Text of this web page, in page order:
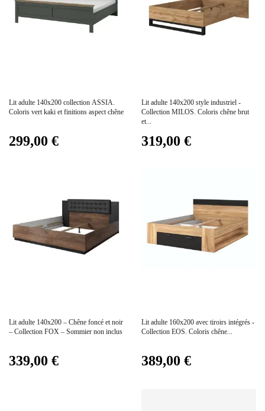
Lit adulte 140x200 collection ASSIA.
Coloris vert kaki et finitions aspect chêne
299,00 €
Lit adulte 140x200 style industriel -
Collection MILOS. Coloris chêne brut
et...
319,00 €
Lit adulte 140x200 – Chêne foncé et noir
– Collection FOX – Sommier non inclus
339,00 €
Lit adulte 160x200 avec tiroirs intégrés -
Collection EOS. Coloris chêne...
389,00 €